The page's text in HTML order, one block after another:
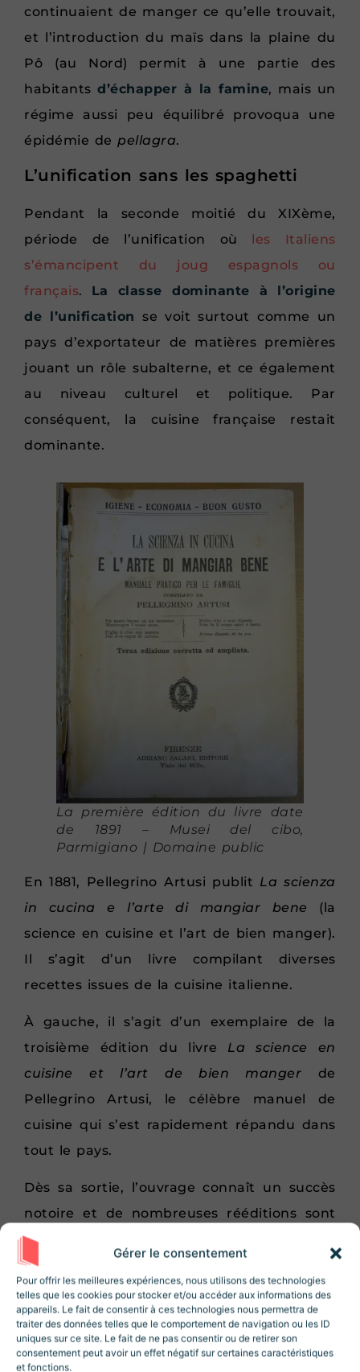
Gérer le consentement
Pour offrir les meilleures expériences, nous utilisons des technologies
telles que les cookies pour stocker et/ou accéder aux informations des
appareils. Le fait de consentir à ces technologies nous permettra de
traiter des données telles que le comportement de navigation ou les ID
uniques sur ce site. Le fait de ne pas consentir ou de retirer son
consentement peut avoir un effet négatif sur certaines caractéristiques
et fonctions.
continuaient de manger ce qu’elle trouvait,
et l’introduction du maïs dans la plaine du
Pô (au Nord) permit à une partie des
habitantsd’échapper à la famine, mais un
régime aussi peu équilibré provoqua une
épidémie depellagra.
L’unification sans les spaghetti
Pendant la seconde moitié du XIXème,
période de l’unification où les Italiens
s’émancipent du joug espagnols ou
français. La classe dominante à l’origine
de l’unification se voit surtout comme un
pays d’exportateur de matières premières
jouant un rôle subalterne, et ce également
au niveau culturel et politique. Par
conséquent, la cuisine française restait
dominante.
La première édition du livre date
de 1891 – Musei del cibo,
Parmigiano | Domaine public
En 1881, Pellegrino Artusi publit La scienza
in cucina e l’arte di mangiar bene (la
science en cuisine et l’art de bien manger).
Il s’agit d’un livre compilant diverses
recettes issues de la cuisine italienne.
À gauche, il s’agit d’un exemplaire de la
troisième édition du livre La science en
cuisine et l’art de bien manger de
Pellegrino Artusi, le célèbre manuel de
cuisine qui s’est rapidement répandu dans
tout le pays.
Dès sa sortie, l’ouvrage connaît un succès
notoire et de nombreuses rééditions sont
publiés jusqu’en 1911, et ensuite sera oublié
pendant plusieurs décennies pour renaître
dans les années 70 où il devientle mythe
fondateur de la cuisine italienne.
Le livre saint de la cuisine
Revue Histoire !
10% de réduction sur la boutique lors de
votre inscription ! Des articles, des
ressources et des contenus exclusifs 😃